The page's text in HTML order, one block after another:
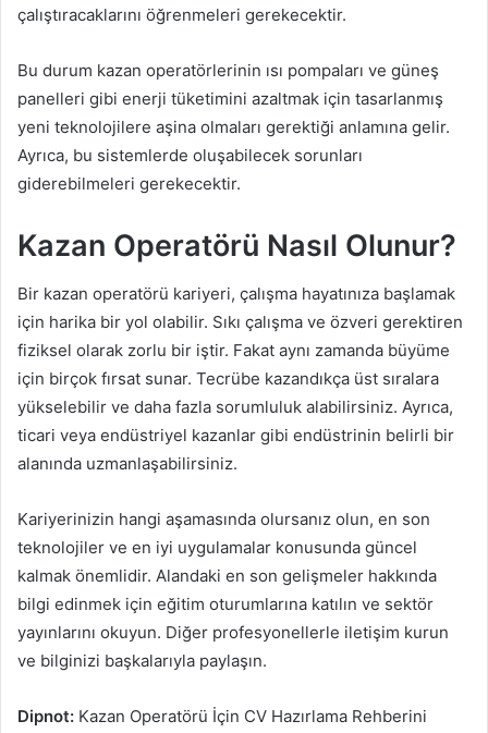
çalıştıracaklarını öğrenmeleri gerekecektir.
Bu durum kazan operatörlerinin ısı pompaları ve güneş
panelleri gibi enerji tüketimini azaltmak için tasarlanmış
yeni teknolojilere aşina olmaları gerektiği anlamına gelir.
Ayrıca, bu sistemlerde oluşabilecek sorunları
giderebilmeleri gerekecektir.
Kazan Operatörü Nasıl Olunur?
Bir kazan operatörü kariyeri, çalışma hayatınıza başlamak
için harika bir yol olabilir. Sıkı çalışma ve özveri gerektiren
fiziksel olarak zorlu bir iştir. Fakat aynı zamanda büyüme
için birçok fırsat sunar. Tecrübe kazandıkça üst sıralara
yükselebilir ve daha fazla sorumluluk alabilirsiniz. Ayrıca,
ticari veya endüstriyel kazanlar gibi endüstrinin belirli bir
alanında uzmanlaşabilirsiniz.
Kariyerinizin hangi aşamasında olursanız olun, en son
teknolojiler ve en iyi uygulamalar konusunda güncel
kalmak önemlidir. Alandaki en son gelişmeler hakkında
bilgi edinmek için eğitim oturumlarına katılın ve sektör
yayınlarını okuyun. Diğer profesyonellerle iletişim kurun
ve bilginizi başkalarıyla paylaşın.
Dipnot: Kazan Operatörü İçin CV Hazırlama Rehberini